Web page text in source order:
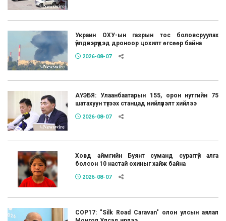
Украин ОХУ-ын газрын тос боловсруулах
үйлдвэрүүдэд дроноор цохилт өгсөөр байна
2026-08-07
АҮЭБЯ: Улаанбаатарын 155, орон нутгийн 75
шатахуун түгээх станцад нийлүүлэлт хийлээ
2026-08-07
Ховд аймгийн Буянт суманд сураггүй алга
болсон 10 настай охиныг хайж байна
2026-08-07
COP17: "Silk Road Caravan" олон улсын аялал